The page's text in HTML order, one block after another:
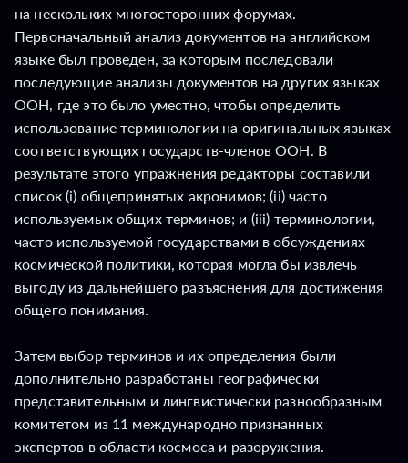
на нескольких многосторонних форумах.
Первоначальный анализ документов на английском
языке был проведен, за которым последовали
последующие анализы документов на других языках
ООН, где это было уместно, чтобы определить
использование терминологии на оригинальных языках
соответствующих государств-членов ООН. В
результате этого упражнения редакторы составили
список (i) общепринятых акронимов; (ii) часто
используемых общих терминов; и (iii) терминологии,
часто используемой государствами в обсуждениях
космической политики, которая могла бы извлечь
выгоду из дальнейшего разъяснения для достижения
общего понимания.
Затем выбор терминов и их определения были
дополнительно разработаны географически
представительным и лингвистически разнообразным
комитетом из 11 международно признанных
экспертов в области космоса и разоружения.